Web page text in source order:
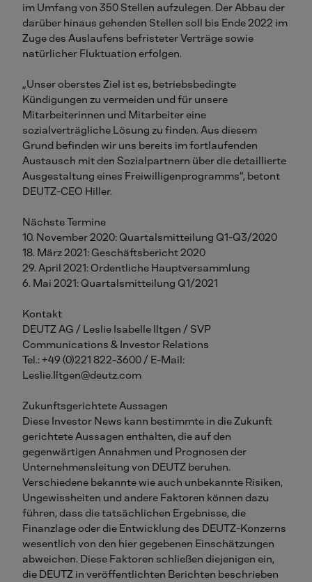
im Umfang von 350 Stellen aufzulegen. Der Abbau der
darüber hinaus gehenden Stellen soll bis Ende 2022 im
Zuge des Auslaufens befristeter Verträge sowie
natürlicher Fluktuation erfolgen.
„Unser oberstes Ziel ist es, betriebsbedingte
Kündigungen zu vermeiden und für unsere
Mitarbeiterinnen und Mitarbeiter eine
sozialverträgliche Lösung zu finden. Aus diesem
Grund befinden wir uns bereits im fortlaufenden
Austausch mit den Sozialpartnern über die detaillierte
Ausgestaltung eines Freiwilligenprogramms“, betont
DEUTZ-CEO Hiller.
Nächste Termine
10. November 2020: Quartalsmitteilung Q1-Q3/2020
18. März 2021: Geschäftsbericht 2020
29. April 2021: Ordentliche Hauptversammlung
6. Mai 2021: Quartalsmitteilung Q1/2021
Kontakt
DEUTZ AG / Leslie Isabelle Iltgen / SVP
Communications & Investor Relations
Tel.: +49 (0)221 822-3600 / E-Mail:
Leslie.Iltgen@deutz.com
Zukunftsgerichtete Aussagen
Diese Investor News kann bestimmte in die Zukunft
gerichtete Aussagen enthalten, die auf den
gegenwärtigen Annahmen und Prognosen der
Unternehmensleitung von DEUTZ beruhen.
Verschiedene bekannte wie auch unbekannte Risiken,
Ungewissheiten und andere Faktoren können dazu
führen, dass die tatsächlichen Ergebnisse, die
Finanzlage oder die Entwicklung des DEUTZ-Konzerns
wesentlich von den hier gegebenen Einschätzungen
abweichen. Diese Faktoren schließen diejenigen ein,
die DEUTZ in veröffentlichten Berichten beschrieben